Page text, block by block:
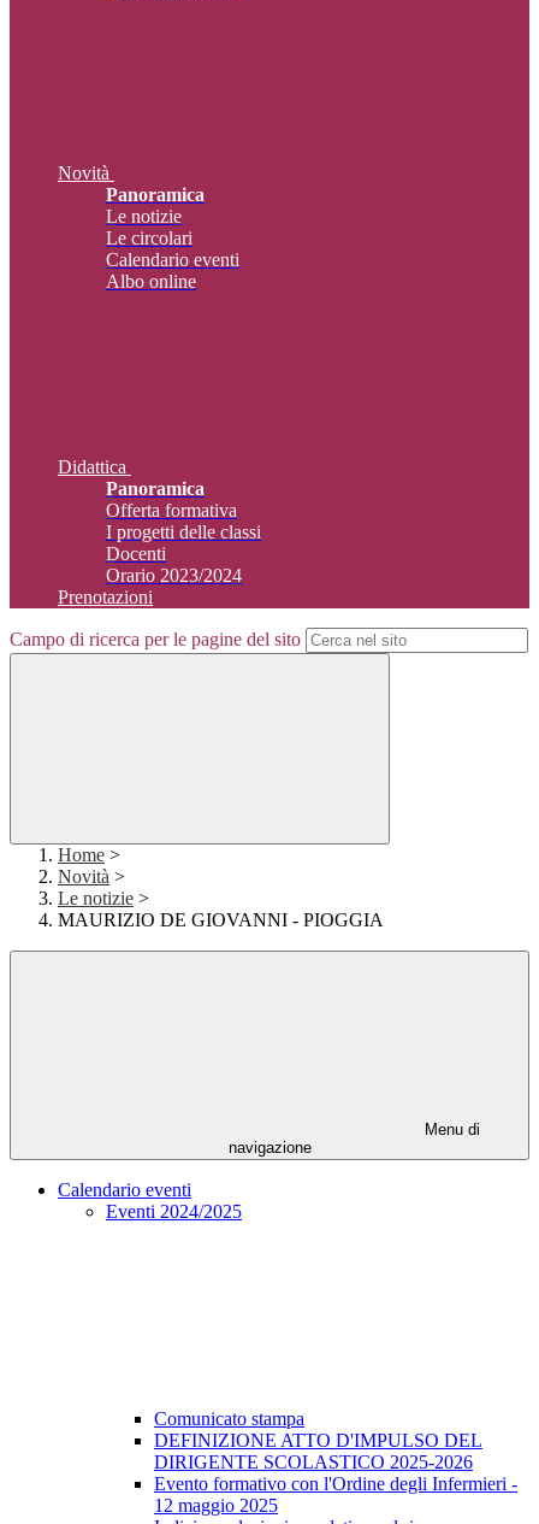
Novità
Panoramica
Le notizie
Le circolari
Calendario eventi
Albo online
Didattica
Panoramica
Offerta formativa
I progetti delle classi
Docenti
Orario 2023/2024
Prenotazioni
Campo di ricerca per le pagine del sito
Home >
Novità >
Le notizie >
MAURIZIO DE GIOVANNI - PIOGGIA
Menu di
navigazione
Calendario eventi
Eventi 2024/2025
Comunicato stampa
DEFINIZIONE ATTO D'IMPULSO DEL
DIRIGENTE SCOLASTICO 2025-2026
Evento formativo con l'Ordine degli Infermieri -
12 maggio 2025